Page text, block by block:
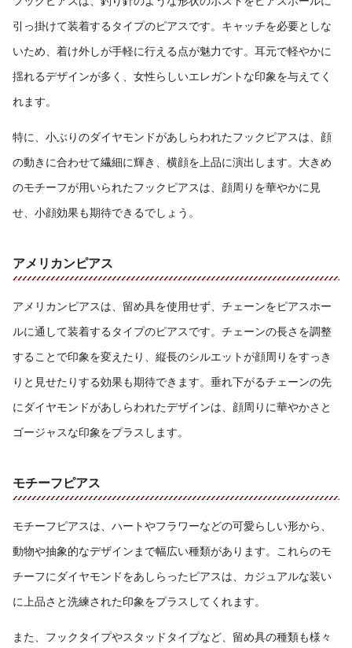
引っ掛けて装着するタイプのピアスです。キャッチを必要としな
いため、着け外しが手軽に行える点が魅力です。耳元で軽やかに
揺れるデザインが多く、女性らしいエレガントな印象を与えてく
れます。
特に、小ぶりのダイヤモンドがあしらわれたフックピアスは、顔
の動きに合わせて繊細に輝き、横顔を上品に演出します。大きめ
のモチーフが用いられたフックピアスは、顔周りを華やかに見
せ、小顔効果も期待できるでしょう。
アメリカンピアス
アメリカンピアスは、留め具を使用せず、チェーンをピアスホー
ルに通して装着するタイプのピアスです。チェーンの長さを調整
することで印象を変えたり、縦長のシルエットが顔周りをすっき
りと見せたりする効果も期待できます。垂れ下がるチェーンの先
にダイヤモンドがあしらわれたデザインは、顔周りに華やかさと
ゴージャスな印象をプラスします。
モチーフピアス
モチーフピアスは、ハートやフラワーなどの可愛らしい形から、
動物や抽象的なデザインまで幅広い種類があります。これらのモ
チーフにダイヤモンドをあしらったピアスは、カジュアルな装い
に上品さと洗練された印象をプラスしてくれます。
また、フックタイプやスタッドタイプなど、留め具の種類も様々